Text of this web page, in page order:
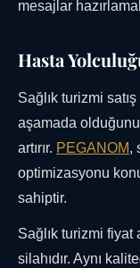
mesajlar
Hasta
Sağlık turizmi
aşamada
artırır. PEGANOM,
optimizasyonu
sahiptir.
Sağlık turizmi
silahıdır. Aynı